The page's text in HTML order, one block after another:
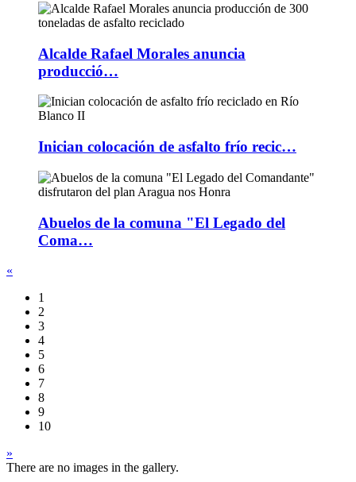
Alcalde Rafael Morales anuncia
producció…
Inician colocación de asfalto frío recic…
Abuelos de la comuna "El Legado del
Coma…
«
1
2
3
4
5
6
7
8
9
10
»
There are no images in the gallery.